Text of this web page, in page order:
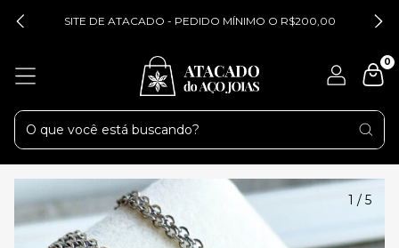
SITE DE ATACADO - PEDIDO MÍNIMO O R$200,00
0
1 / 5